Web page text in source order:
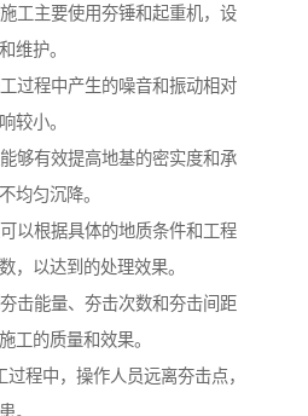
工主要使用夯锤和起重机，设
维护。
过程中产生的噪音和振动相对
较小。
够有效提高地基的密实度和承
均匀沉降。
以根据具体的地质条件和工程
，以达到的处理效果。
击能量、夯击次数和夯击间距
工的质量和效果。
程中，操作人员远离夯击点，